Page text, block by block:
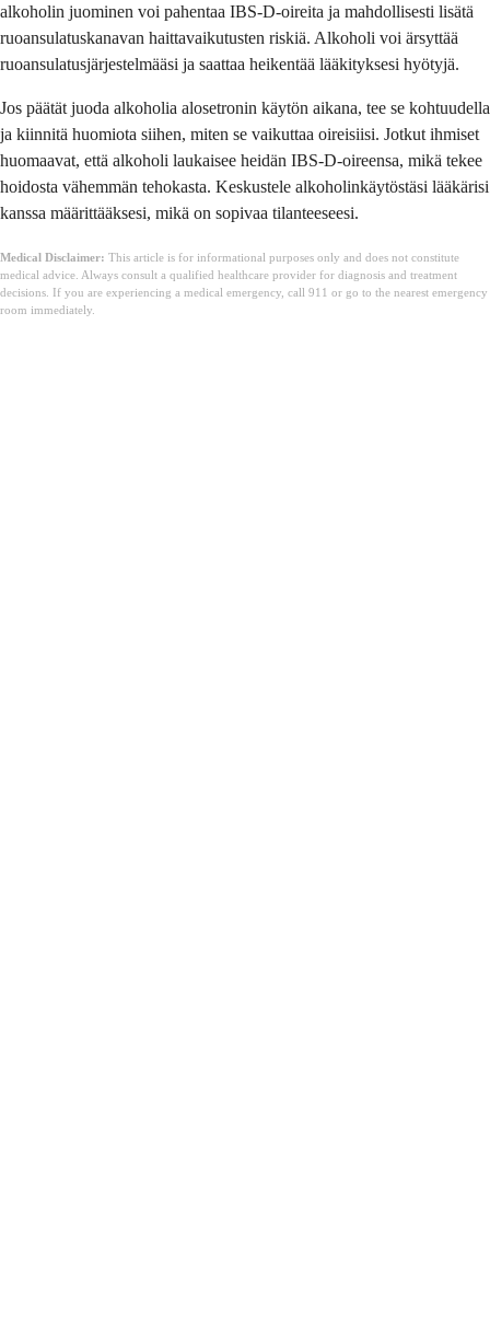
alkoholin juominen voi pahentaa IBS-D-oireita ja mahdollisesti lisätä
ruoansulatuskanavan haittavaikutusten riskiä. Alkoholi voi ärsyttää
ruoansulatusjärjestelmääsi ja saattaa heikentää lääkityksesi hyötyjä.
Jos päätät juoda alkoholia alosetronin käytön aikana, tee se kohtuudella
ja kiinnitä huomiota siihen, miten se vaikuttaa oireisiisi. Jotkut ihmiset
huomaavat, että alkoholi laukaisee heidän IBS-D-oireensa, mikä tekee
hoidosta vähemmän tehokasta. Keskustele alkoholinkäytöstäsi lääkärisi
kanssa määrittääksesi, mikä on sopivaa tilanteeseesi.
Medical Disclaimer: This article is for informational purposes only and does not constitute
medical advice. Always consult a qualified healthcare provider for diagnosis and treatment
decisions. If you are experiencing a medical emergency, call 911 or go to the nearest emergency
room immediately.